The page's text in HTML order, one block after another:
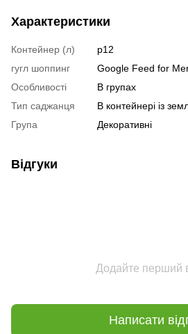
Характеристики
Контейнер (л)
р12
гугл шоппинг
Google Feed for
Особливості
В групах
Тип саджанця
В контейнері із
Група
Декоративні
Відгуки
Додайте перший
Написати